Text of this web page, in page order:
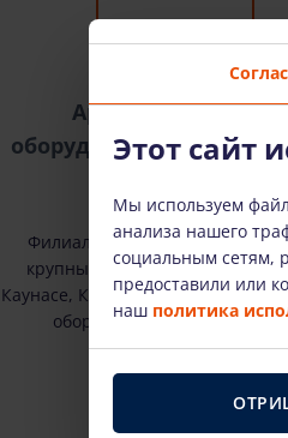
Аренда высотного
оборудования по всей
Филиалы Bokštelis.lt можно
крупных городах Литвы:
Каунасе, Клайпеде и Шяуляе.
оборудование по всей
Этот сайт
Мы используем
анализа нашего
социальным сетям,
предоставили или
наш политика